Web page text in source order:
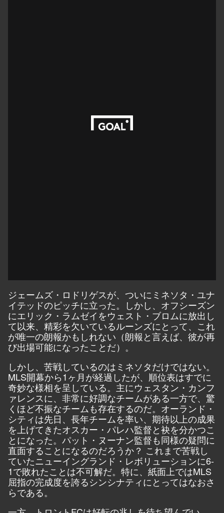
ジェームズ・ロドリゲスが、ついにミネソタ・ユナ
イテッドのピッチに立った。しかし、オフシーズン
にエリック・ラムゼイをウェスト・ブロムに放出し
て以来、精彩を欠いているルーンズにとって、これ
が唯一の朗報かもしれない（朗報と言えば、彼が再
び出場可能になったことだ）。
しかし、苦戦しているのはミネソタだけではない。
MLS開幕から1ヶ月が経過したが、順位表はすでに
奇妙な様相を呈している。主にウェスタン・カンフ
ァレンスに、非常に好調なチームがある一方で、驚
くほど不振なチームも存在するのだ。オーランド・
シティは先日、長年チームを率い、期待以上の成果
を上げてきたオスカー・パレハ監督と袂を分かつこ
とになった。パット・ヌーナン監督も同様の疑問に
直面することになるのだろうか？ これまで苦戦し
ていたニューイングランド・レボリューションに6-
1で敗れたことは不可解だ。特に、紙面上ではMLS
屈指の完成度を誇るシンシナティにとってはなおさ
らである。